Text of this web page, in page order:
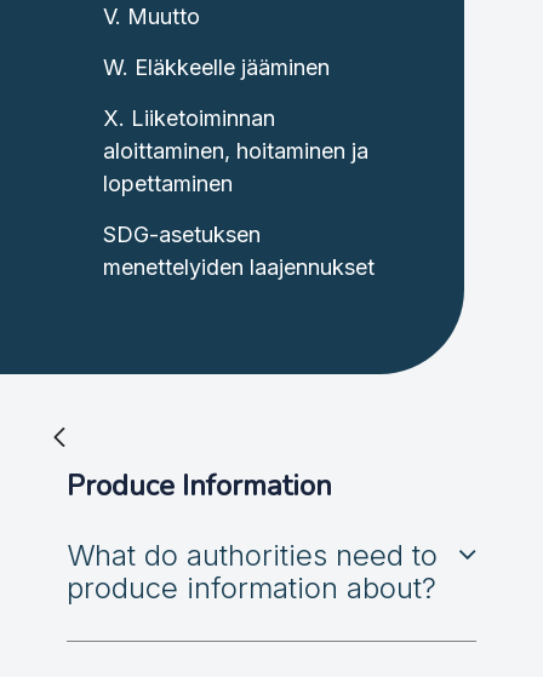
V. Muutto
W. Eläkkeelle jääminen
X. Liiketoiminnan
aloittaminen, hoitaminen ja
lopettaminen
SDG-asetuksen
menettelyiden laajennukset
Produce Information
What do authorities need to
produce information about?